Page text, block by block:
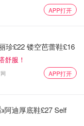
APP打开
珍£22 镂空芭蕾鞋£16
舒服！
APP打开
阿迪厚底鞋£27 Self